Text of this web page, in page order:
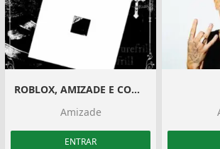
ROBLOX, AMIZADE E CONVERSA
Amizade
ENTRAR